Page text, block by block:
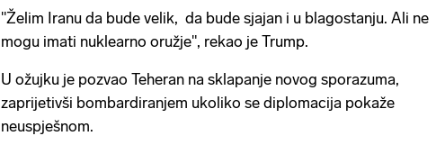
"Želim Iranu da bude velik, da bude sjajan i u blagostanju. Ali ne
mogu imati nuklearno oružje", rekao je Trump.
U ožujku je pozvao Teheran na sklapanje novog sporazuma,
zaprijetivši bombardiranjem ukoliko se diplomacija pokaže
neuspješnom.